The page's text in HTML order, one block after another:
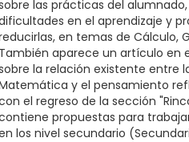
las prácticas del
en el aprendizaje y
en temas de Cálculo,
También aparece un artículo en
la relación existente entre
y el pensamiento
el regreso de la sección
propuestas para
los nivel secundario